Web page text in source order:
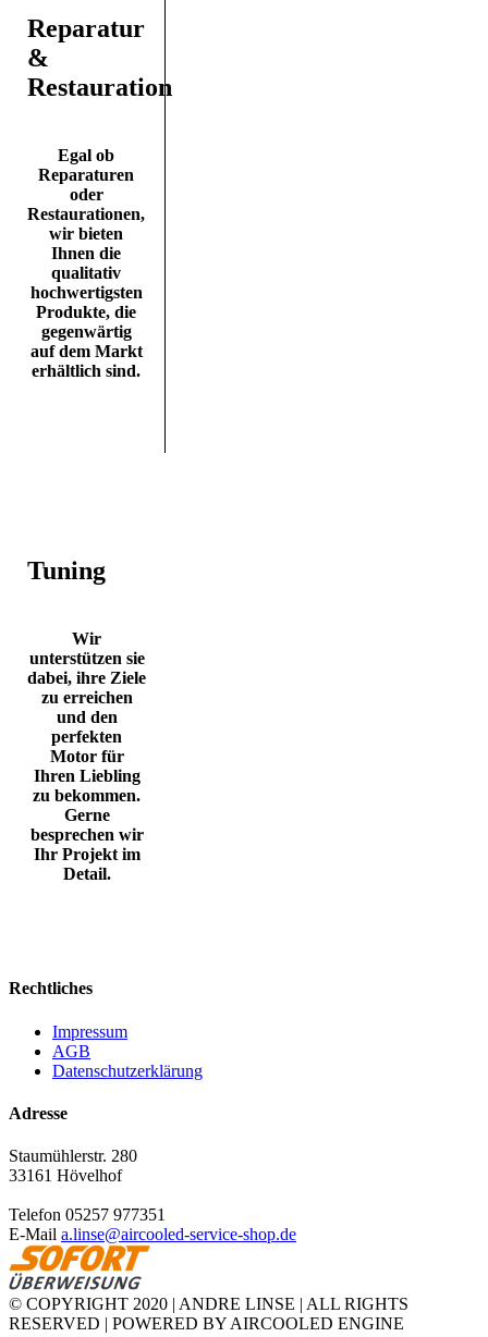
Reparatur
&
Restauration
Egal ob
Reparaturen
oder
Restaurationen,
wir bieten
Ihnen die
qualitativ
hochwertigsten
Produkte, die
gegenwärtig
auf dem Markt
erhältlich sind.
Tuning
Wir
unterstützen sie
dabei, ihre Ziele
zu erreichen
und den
perfekten
Motor für
Ihren Liebling
zu bekommen.
Gerne
besprechen wir
Ihr Projekt im
Detail.
Rechtliches
Impressum
AGB
Datenschutzerklärung
Adresse
Staumühlerstr. 280
33161 Hövelhof
Telefon 05257 977351
E-Mail a.linse@aircooled-service-shop.de
© COPYRIGHT 2020 | ANDRE LINSE | ALL RIGHTS
RESERVED | POWERED BY AIRCOOLED ENGINE